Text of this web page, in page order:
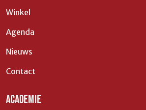
Winkel
Agenda
Nieuws
Contact
ACADEMIE